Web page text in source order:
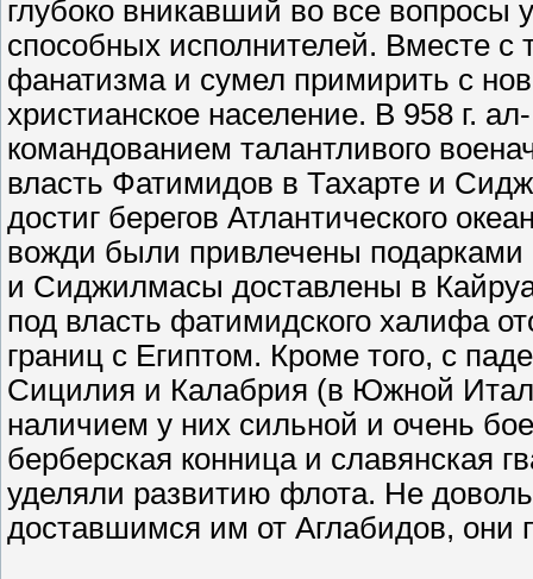
глубоко вникавший во все
способных исполнителей. Вместе
фанатизма и сумел примирить с
христианское население. В 958 г.
командованием талантливого
власть Фатимидов в Тахарте и
достиг берегов Атлантического
вожди были привлечены подарками
и Сиджилмасы доставлены в
под власть фатимидского халифа
границ с Египтом. Кроме того, с
Сицилия и Калабрия (в Южной
наличием у них сильной и очень
берберская конница и славянская
уделяли развитию флота. Не
доставшимся им от Аглабидов, они